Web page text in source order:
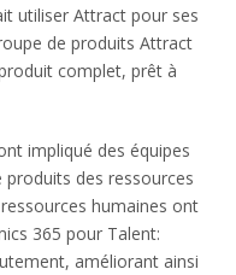
utiliser Attract pour ses
de produits Attract
complet, prêt à
impliqué des équipes
des ressources
humaines ont
365 pour Talent:
améliorant ainsi